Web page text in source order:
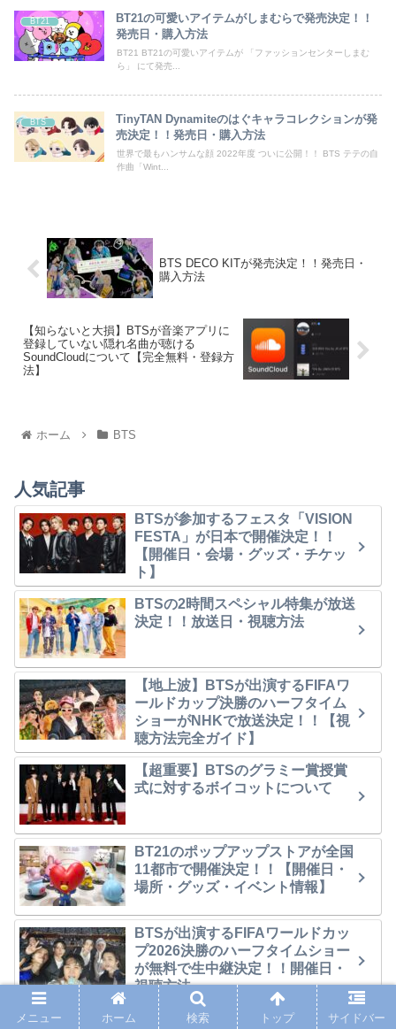
BT21
BT21の可愛いアイテムがしまむらで発売決定！！
発売日・購入方法
BT21 BT21の可愛いアイテムが 「ファッションセンターしまむ
ら」 にて発売...
BTS
TinyTAN Dynamiteのはぐキャラコレクションが発
売決定！！発売日・購入方法
世界で最もハンサムな顔 2022年度 ついに公開！！ BTS テテの自
作曲「Wint...
BTS DECO KITが発売決定！！発売日・
購入方法
【知らないと大損】BTSが音楽アプリに
登録していない隠れ名曲が聴ける
SoundCloudについて【完全無料・登録方
法】
ホーム BTS
人気記事
BTSが参加するフェスタ「VISION
FESTA」が日本で開催決定！！
【開催日・会場・グッズ・チケッ
ト】
BTSの2時間スペシャル特集が放送
決定！！放送日・視聴方法
【地上波】BTSが出演するFIFAワ
ールドカップ決勝のハーフタイム
ショーがNHKで放送決定！！【視
聴方法完全ガイド】
【超重要】BTSのグラミー賞授賞
式に対するボイコットについて
BT21のポップアップストアが全国
11都市で開催決定！！【開催日・
場所・グッズ・イベント情報】
BTSが出演するFIFAワールドカッ
プ2026決勝のハーフタイムショー
が無料で生中継決定！！開催日・
視聴方法
BTSのリアルバラエティ番組「In
メニュー ホーム 検索 トップ サイドバー